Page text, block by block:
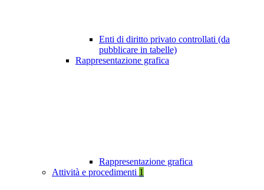
Enti di diritto privato controllati (da
pubblicare in tabelle)
Rappresentazione grafica
Rappresentazione grafica
Attività e procedimenti 1